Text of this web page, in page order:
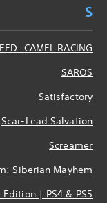
S
CAMEL RACING
SAROS
Satisfactory
Scar-Lead Salvation
Screamer
Siberian Mayhem
| PS4 & PS5